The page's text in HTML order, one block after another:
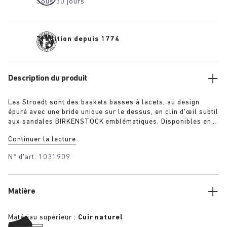
Sous 30 jours
Tradition depuis 1774
Description du produit
Les Stroedt sont des baskets basses à lacets, au design
épuré avec une bride unique sur le dessus, en clin d’œil subtil
aux sandales BIRKENSTOCK emblématiques. Disponibles en
dans un style minimaliste raffiné.
Continuer la lecture
N° d'art. 1031909
Matière
Matériau supérieur : Cuir naturel